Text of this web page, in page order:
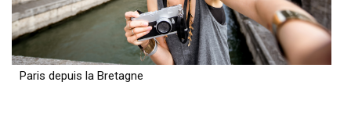
Paris depuis la Bretagne